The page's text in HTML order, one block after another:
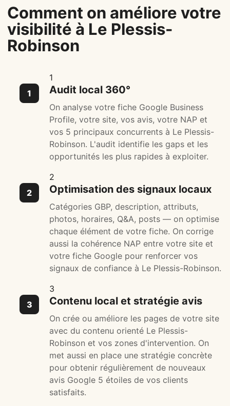
Comment on améliore votre
visibilité à Le Plessis-
Robinson
1
Audit local 360°
On analyse votre fiche Google Business
Profile, votre site, vos avis, votre NAP et
vos 5 principaux concurrents à Le Plessis-
Robinson. L'audit identifie les gaps et les
opportunités les plus rapides à exploiter.
2
Optimisation des signaux locaux
Catégories GBP, description, attributs,
photos, horaires, Q&A, posts — on optimise
chaque élément de votre fiche. On corrige
aussi la cohérence NAP entre votre site et
votre fiche Google pour renforcer vos
signaux de confiance à Le Plessis-Robinson.
3
Contenu local et stratégie avis
On crée ou améliore les pages de votre site
avec du contenu orienté Le Plessis-
Robinson et vos zones d'intervention. On
met aussi en place une stratégie concrète
pour obtenir régulièrement de nouveaux
avis Google 5 étoiles de vos clients
satisfaits.